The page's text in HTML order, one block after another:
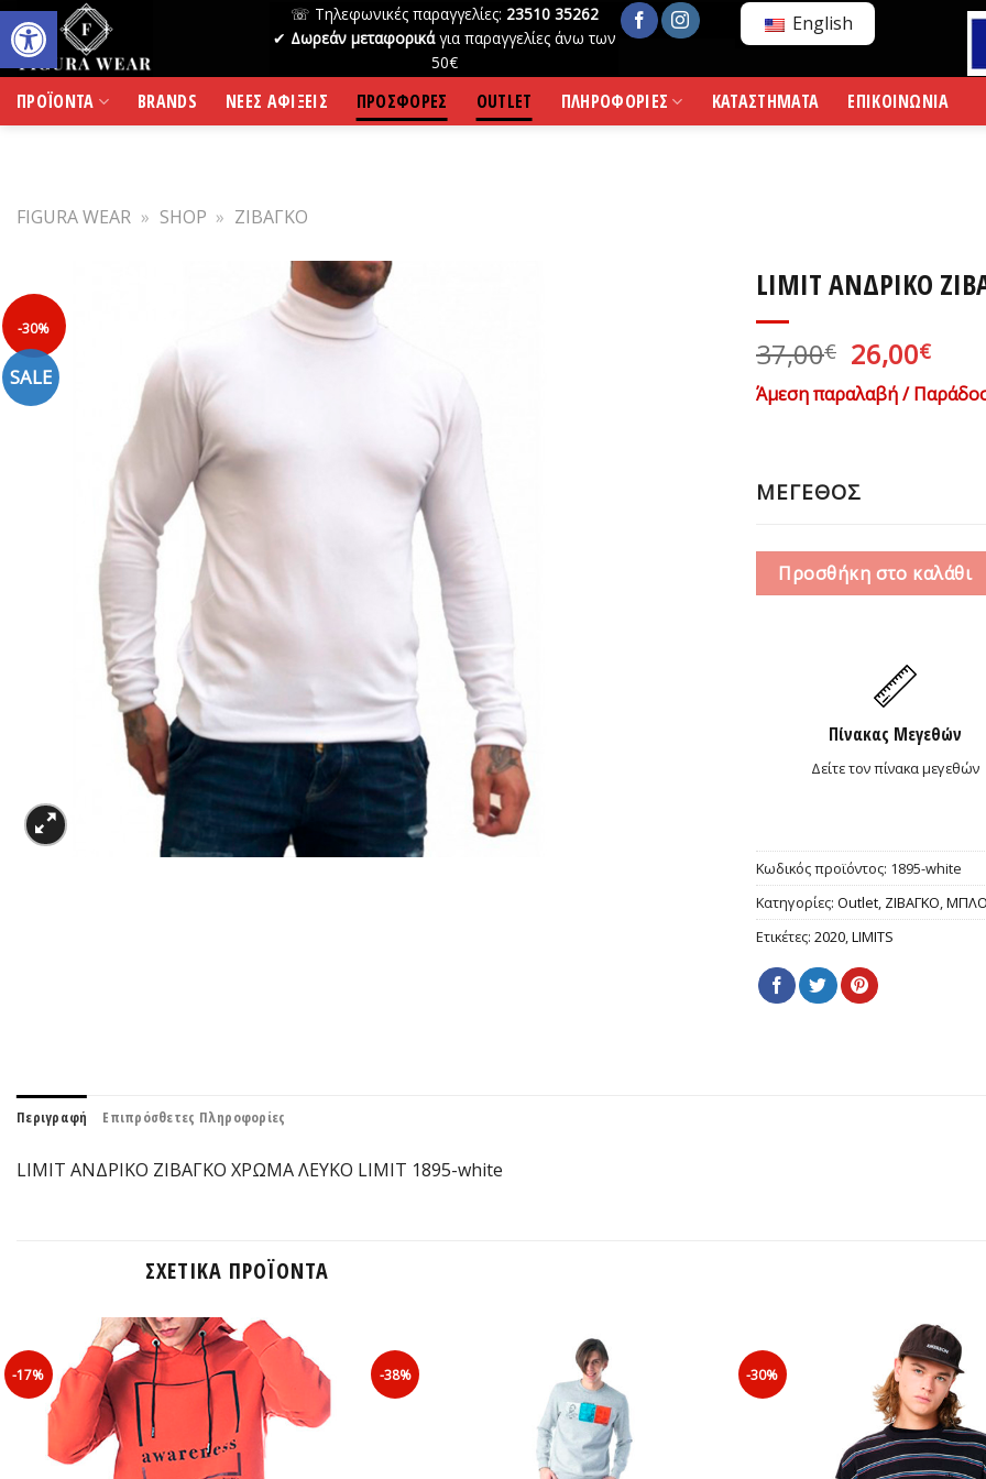
Skip
to
content
☏ Τηλεφωνικές παραγγελίες: 23510 35262
✔ Δωρεάν μεταφορικάγια παραγγελίες άνω των
50€
English
ΠΡΟΪΟΝΤΑ BRANDS ΝΕΕΣ ΑΦΙΞΕΙΣ ΠΡΟΣΦΟΡΕΣ OUTLET ΠΛΗΡΟΦΟΡΙΕΣ ΚΑΤΑΣΤΗΜΑΤΑ ΕΠΙΚΟΙΝΩΝΙΑ
FIGURA WEAR » SHOP » ΖΙΒΑΓΚΟ
-30%
SALE
LIMIT ΑΝΔΡΙΚΟ
37,00€ Original
price
was:
26,00€Η
τιμή
Άμεση παραλαβή /
ΜΕΓΕΘΟΣ
Προσθήκη στο καλάθι
Πίνακας Μεγεθών
Δείτε τον πίνακα μεγεθών
Κωδικός προϊόντος: 1895-white
Κατηγορίες: Outlet, ΖΙΒΑΓΚΟ,
Ετικέτες: 2020,LIMITS
Περιγραφή Επιπρόσθετες Πληροφορίες
LIMIT ΑΝΔΡΙΚΟ ΖΙΒΑΓΚΟ ΧΡΩΜΑ ΛΕΥΚΟ LIMIT 1895-white
ΣΧΕΤΙΚΆ ΠΡΟΪΌΝΤΑ
-17% -38% -30%